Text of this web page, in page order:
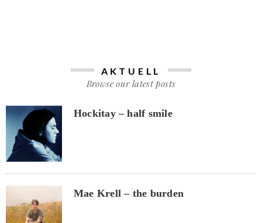
AKTUELL
Browse our latest posts
Hockitay – half smile
Mae Krell – the burden